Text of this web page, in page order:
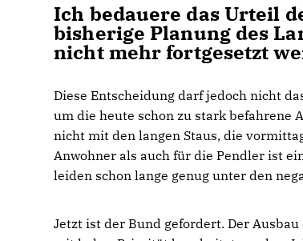
Ich bedauere das Urteil
bisherige Planung des
nicht mehr fortgesetzt
Diese Entscheidung darf jedoch nicht
um die heute schon zu stark befahrene
nicht mit den langen Staus, die
Anwohner als auch für die Pendler ist
leiden schon lange genug unter den
Jetzt ist der Bund gefordert. Der